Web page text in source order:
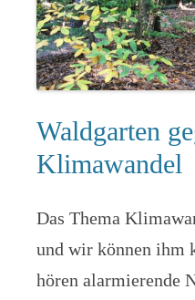
Waldgarten
Klimawandel
Das Thema
und wir können ihm
hören alarmierende